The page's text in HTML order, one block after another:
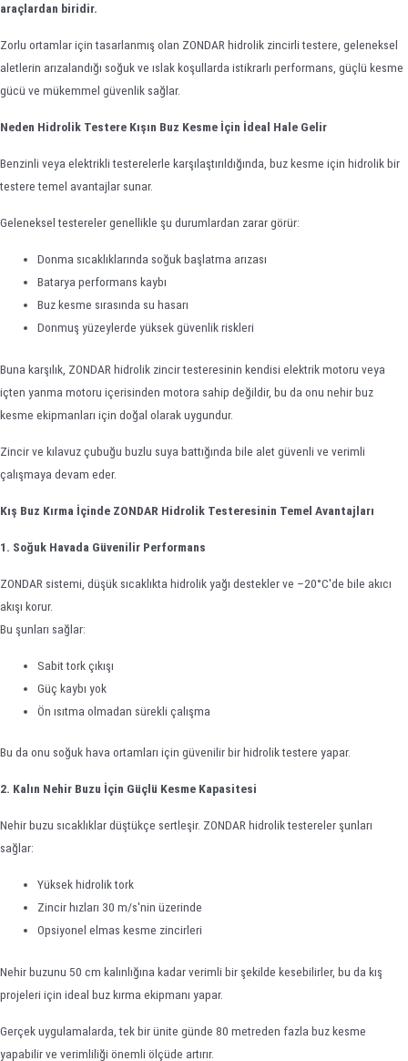
araçlardan biridir.
Zorlu ortamlar için tasarlanmış olan ZONDAR hidrolik zincirli testere, geleneksel
aletlerin arızalandığı soğuk ve ıslak koşullarda istikrarlı performans, güçlü kesme
gücü ve mükemmel güvenlik sağlar.
Neden Hidrolik Testere Kışın Buz Kesme İçin İdeal Hale Gelir
Benzinli veya elektrikli testerelerle karşılaştırıldığında, buz kesme için hidrolik bir
testere temel avantajlar sunar.
Geleneksel testereler genellikle şu durumlardan zarar görür:
Donma sıcaklıklarında soğuk başlatma arızası
Batarya performans kaybı
Buz kesme sırasında su hasarı
Donmuş yüzeylerde yüksek güvenlik riskleri
Buna karşılık, ZONDAR hidrolik zincir testeresinin kendisi elektrik motoru veya
içten yanma motoru içerisinden motora sahip değildir, bu da onu nehir buz
kesme ekipmanları için doğal olarak uygundur.
Zincir ve kılavuz çubuğu buzlu suya battığında bile alet güvenli ve verimli
çalışmaya devam eder.
Kış Buz Kırma İçinde ZONDAR Hidrolik Testeresinin Temel Avantajları
1. Soğuk Havada Güvenilir Performans
ZONDAR sistemi, düşük sıcaklıkta hidrolik yağı destekler ve –20°C'de bile akıcı
akışı korur.
Bu şunları sağlar:
Sabit tork çıkışı
Güç kaybı yok
Ön ısıtma olmadan sürekli çalışma
Bu da onu soğuk hava ortamları için güvenilir bir hidrolik testere yapar.
2. Kalın Nehir Buzu İçin Güçlü Kesme Kapasitesi
Nehir buzu sıcaklıklar düştükçe sertleşir. ZONDAR hidrolik testereler şunları
sağlar:
Yüksek hidrolik tork
Zincir hızları 30 m/s'nin üzerinde
Opsiyonel elmas kesme zincirleri
Nehir buzunu 50 cm kalınlığına kadar verimli bir şekilde kesebilirler, bu da kış
projeleri için ideal buz kırma ekipmanı yapar.
Gerçek uygulamalarda, tek bir ünite günde 80 metreden fazla buz kesme
yapabilir ve verimliliği önemli ölçüde artırır.